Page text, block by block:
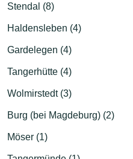
Stendal (8)
Haldensleben (4)
Gardelegen (4)
Tangerhütte (4)
Wolmirstedt (3)
Burg (bei Magdeburg) (2)
Möser (1)